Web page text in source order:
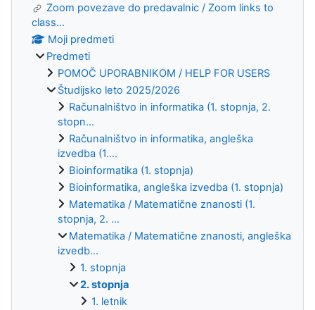
Zoom povezave do predavalnic / Zoom links to
class...
Moji predmeti
Predmeti
POMOČ UPORABNIKOM / HELP FOR USERS
Študijsko leto 2025/2026
Računalništvo in informatika (1. stopnja, 2.
stopn...
Računalništvo in informatika, angleška
izvedba (1....
Bioinformatika (1. stopnja)
Bioinformatika, angleška izvedba (1. stopnja)
Matematika / Matematične znanosti (1.
stopnja, 2. ...
Matematika / Matematične znanosti, angleška
izvedb...
1. stopnja
2. stopnja
1. letnik